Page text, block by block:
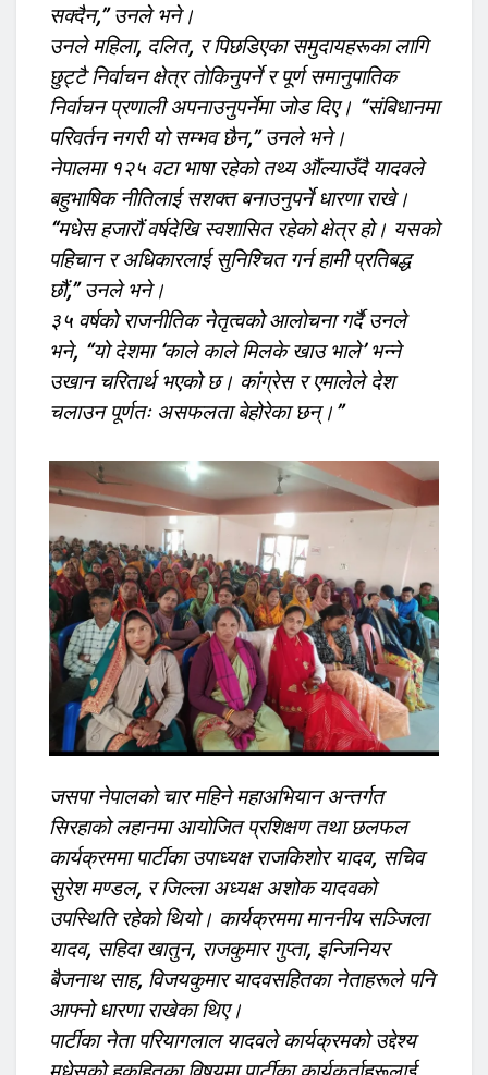
सक्दैन,” उनले भने।
उनले महिला, दलित, र पिछडिएका समुदायहरूका लागि
छुट्टै निर्वाचन क्षेत्र तोकिनुपर्ने र पूर्ण समानुपातिक
निर्वाचन प्रणाली अपनाउनुपर्नेमा जोड दिए। “संबिधानमा
परिवर्तन नगरी यो सम्भव छैन,” उनले भने।
नेपालमा १२५ वटा भाषा रहेको तथ्य औंल्याउँदै यादवले
बहुभाषिक नीतिलाई सशक्त बनाउनुपर्ने धारणा राखे।
“मधेस हजारौं वर्षदेखि स्वशासित रहेको क्षेत्र हो। यसको
पहिचान र अधिकारलाई सुनिश्चित गर्न हामी प्रतिबद्ध
छौं,” उनले भने।
३५ वर्षको राजनीतिक नेतृत्वको आलोचना गर्दै उनले
भने, “यो देशमा ‘काले काले मिलके खाउ भाले’ भन्ने
उखान चरितार्थ भएको छ। कांग्रेस र एमालेले देश
चलाउन पूर्णतः असफलता बेहोरेका छन्।”
जसपा नेपालको चार महिने महाअभियान अन्तर्गत
सिरहाको लहानमा आयोजित प्रशिक्षण तथा छलफल
कार्यक्रममा पार्टीका उपाध्यक्ष राजकिशोर यादव, सचिव
सुरेश मण्डल, र जिल्ला अध्यक्ष अशोक यादवको
उपस्थिति रहेको थियो। कार्यक्रममा माननीय सञ्जिला
यादव, सहिदा खातुन, राजकुमार गुप्ता, इन्जिनियर
बैजनाथ साह, विजयकुमार यादवसहितका नेताहरूले पनि
आफ्नो धारणा राखेका थिए।
पार्टीका नेता परियागलाल यादवले कार्यक्रमको उद्देश्य